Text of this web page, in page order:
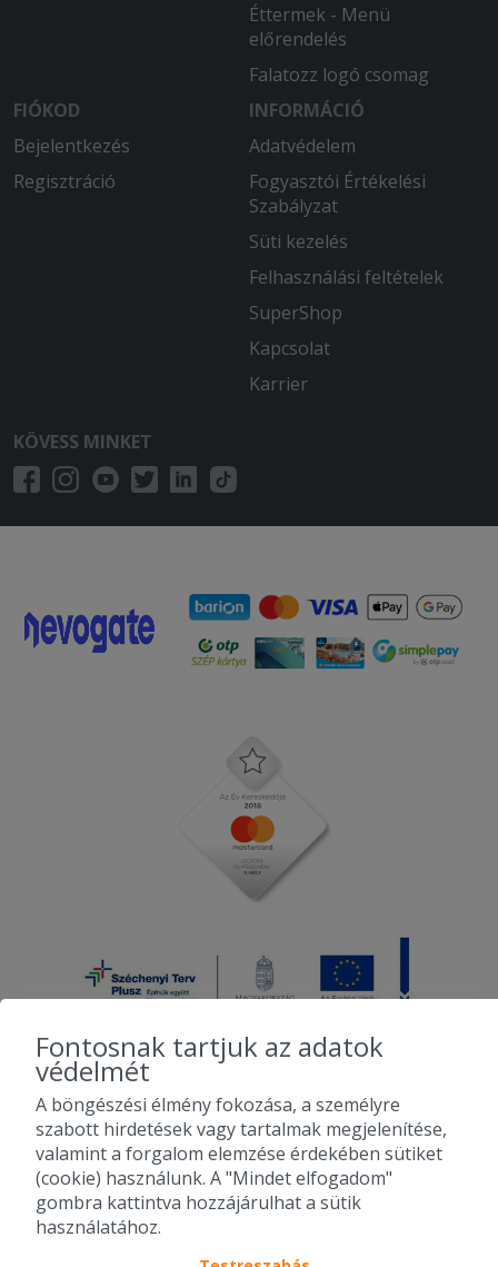
Éttermek - Menü
előrendelés
Falatozz logó csomag
FIÓKOD
Bejelentkezés
Regisztráció
INFORMÁCIÓ
Adatvédelem
Fogyasztói Értékelési
Szabályzat
Süti kezelés
Felhasználási feltételek
SuperShop
Kapcsolat
Karrier
KÖVESS MINKET
2010-2026 Copyright - Falatozz.hu - Diston-line Kft.
Pizza, gyros, hamburger, menük kedvező áron, egy helyen az összes
étterem ajánlata.
Fontosnak tartjuk az adatok
védelmét
A böngészési élmény fokozása, a személyre
szabott hirdetések vagy tartalmak megjelenítése,
valamint a forgalom elemzése érdekében sütiket
(cookie) használunk. A "Mindet elfogadom"
gombra kattintva hozzájárulhat a sütik
használatához.